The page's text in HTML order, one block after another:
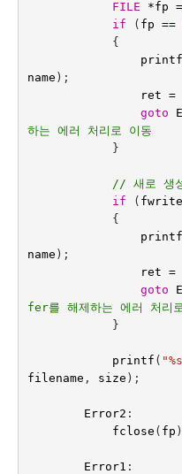
FILE
*fp =
if
( fp ==
{
printf
name );
ret =
goto
하는 에러 처리로 이동
}
// 새로 생
if
( fwrite
{
printf
name );
ret =
goto
fer를 해제하는 에러 처리
}
printf (
filename , size );
Error2 :
fclose ( fp
Error1 :